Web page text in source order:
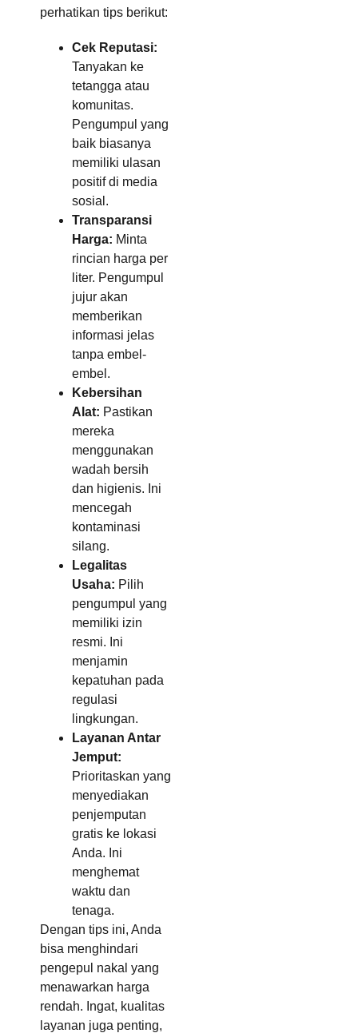
perhatikan tips berikut:
Cek Reputasi:
Tanyakan ke
tetangga atau
komunitas.
Pengumpul yang
baik biasanya
memiliki ulasan
positif di media
sosial.
Transparansi
Harga: Minta
rincian harga per
liter. Pengumpul
jujur akan
memberikan
informasi jelas
tanpa embel-
embel.
Kebersihan
Alat: Pastikan
mereka
menggunakan
wadah bersih
dan higienis. Ini
mencegah
kontaminasi
silang.
Legalitas
Usaha: Pilih
pengumpul yang
memiliki izin
resmi. Ini
menjamin
kepatuhan pada
regulasi
lingkungan.
Layanan Antar
Jemput:
Prioritaskan yang
menyediakan
penjemputan
gratis ke lokasi
Anda. Ini
menghemat
waktu dan
tenaga.
Dengan tips ini, Anda
bisa menghindari
pengepul nakal yang
menawarkan harga
rendah. Ingat, kualitas
layanan juga penting,